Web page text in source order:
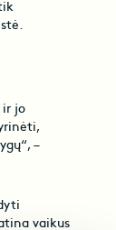
ir jo
–
vaikus